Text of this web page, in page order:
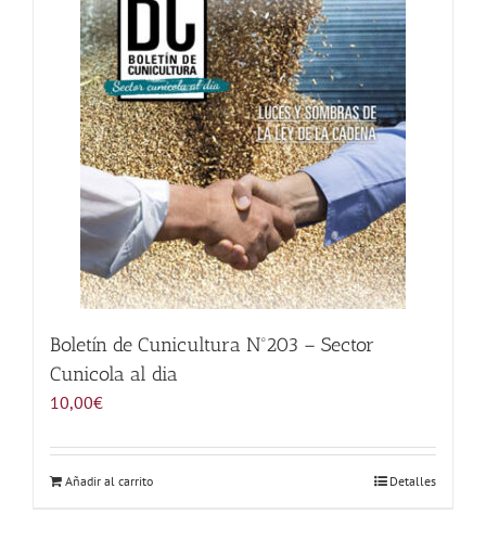
Noticias
Hazte Socio
Contactar
WooCommerce My Account
WooCommerce Cart
Boletín de Cunicultura Nº203 – Sector
Cunicola al dia
10,00€
Añadir al carrito Detalles